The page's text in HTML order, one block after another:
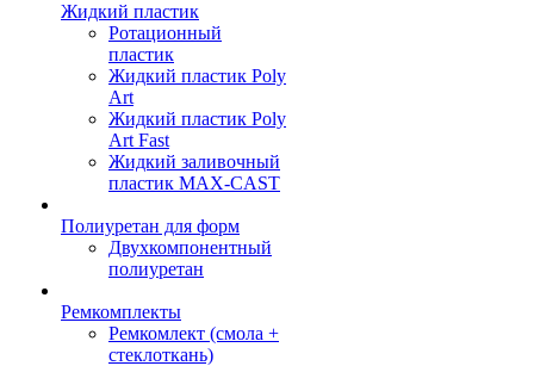
Жидкий пластик
Ротационный
пластик
Жидкий пластик Poly
Art
Жидкий пластик Poly
Art Fast
Жидкий заливочный
пластик MAX-CAST
Полиуретан для форм
Двухкомпонентный
полиуретан
Ремкомплекты
Ремкомлект (смола +
стеклоткань)